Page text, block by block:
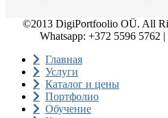
©2013 DigiPortfoolio OÜ. All
Whatsapp: +372 5596 5762
Главная
Услуги
Каталог и цены
Портфолио
Обучение